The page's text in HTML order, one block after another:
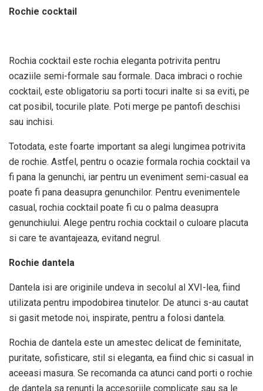
Rochie cocktail
Rochia cocktail este rochia eleganta potrivita pentru
ocaziile semi-formale sau formale. Daca imbraci o rochie
cocktail, este obligatoriu sa porti tocuri inalte si sa eviti, pe
cat posibil, tocurile plate. Poti merge pe pantofi deschisi
sau inchisi.
Totodata, este foarte important sa alegi lungimea potrivita
de rochie. Astfel, pentru o ocazie formala rochia cocktail va
fi pana la genunchi, iar pentru un eveniment semi-casual ea
poate fi pana deasupra genunchilor. Pentru evenimentele
casual, rochia cocktail poate fi cu o palma deasupra
genunchiului. Alege pentru rochia cocktail o culoare placuta
si care te avantajeaza, evitand negrul.
Rochie dantela
Dantela isi are originile undeva in secolul al XVI-lea, fiind
utilizata pentru impodobirea tinutelor. De atunci s-au cautat
si gasit metode noi, inspirate, pentru a folosi dantela.
Rochia de dantela este un amestec delicat de feminitate,
puritate, sofisticare, stil si eleganta, ea fiind chic si casual in
aceeasi masura. Se recomanda ca atunci cand porti o rochie
de dantela sa renunti la accesoriile complicate sau sa le